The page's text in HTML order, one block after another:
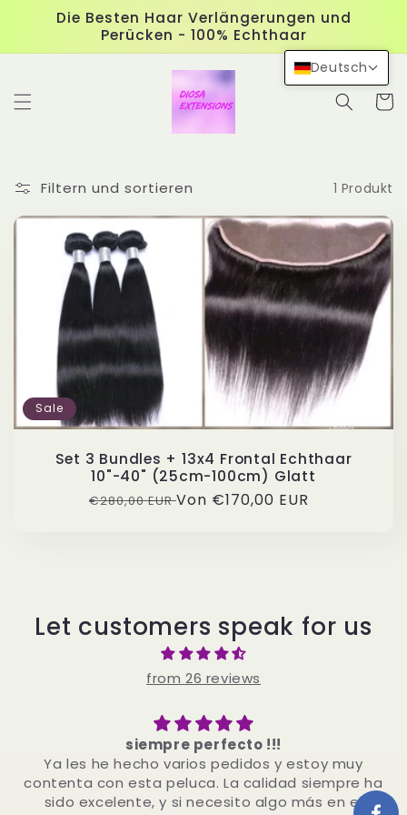
zumDie Besten Haar Verlängerungen und
Perücken - 100% Echthaar
Filtern und sortieren 1 Produkt
Sale
Set 3 Bundles + 13x4 Frontal Echthaar
10"-40" (25cm-100cm) Glatt
Normaler
€280,00 EUR Verkaufspreis
Von €170,00 EUR
Let customers speak for us
from 26 reviews
siempre perfecto !!!
Ya les he hecho varios pedidos y estoy muy
contenta con esta peluca. La calidad siempre ha
sido excelente, y si necesito algo más en el
Deutsch